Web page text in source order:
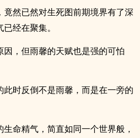
竟然已然对生死图前期境界有了深
经在聚集。
因，但雨馨的天赋也是强的可怕
此时反倒不是雨馨，而是在一旁的
命精气，简直如同一个世界般，